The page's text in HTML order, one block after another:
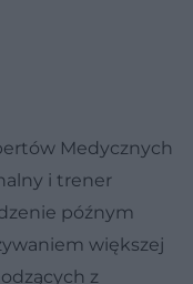
Medycznych
i trener
późnym
większej
z